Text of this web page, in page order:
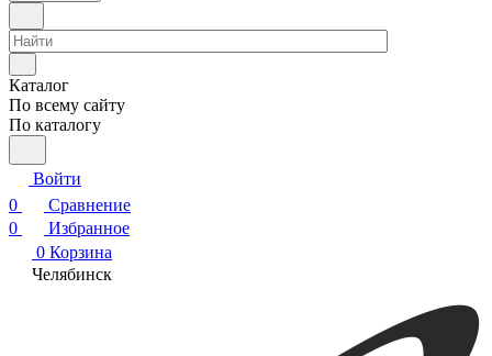
Каталог
По всему сайту
По каталогу
Войти
0
Сравнение
0
Избранное
0 Корзина
Челябинск